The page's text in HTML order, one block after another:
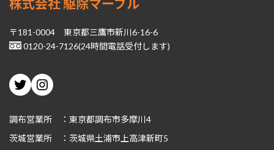
株式会社 駆除マーブル
〒181-0004 東京都三鷹市新川6-16-6
0120-24-7126(24時間電話受付します)
TwitterInstagram
調布営業所 ：東京都調布市多摩川4
茨城営業所 ：茨城県土浦市上高津新町5